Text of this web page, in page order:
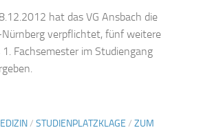
hat das VG Ansbach die
verpflichtet, fünf weitere
Fachsemester im Studiengang
/ STUDIENPLATZKLAGE / ZUM